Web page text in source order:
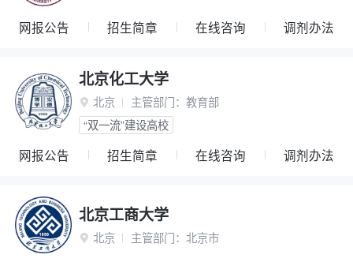
网报公告 招生简章 在线咨询 调剂办法
北京化工大学
 北京 主管部门： 教育部
“双一流”建设高校
网报公告 招生简章 在线咨询 调剂办法
北京工商大学
 北京 主管部门： 北京市